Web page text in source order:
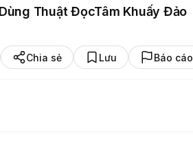
Thuật ĐọcTâm Khuấy Đảo
Chia sẻ Lưu Báo cáo